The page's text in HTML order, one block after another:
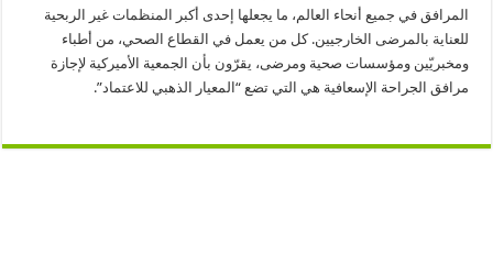
المرافق في جميع أنحاء العالم، ما يجعلها إحدى أكبر المنظمات غير الربحية
للعناية بالمرضى الخارجيين. كل من يعمل في القطاع الصحي، من أطباء
ومخبريّين ومؤسسات صحية ومرضى، يقرّون بأن الجمعية الأميركية لإجازة
مرافق الجراحة الإسعافية هي التي تضع “المعيار الذهبي للاعتماد”.